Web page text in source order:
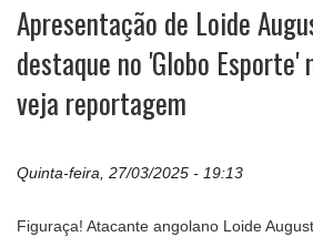
Apresentação de Loide
destaque no 'Globo
veja reportagem
Quinta-feira, 27/03/2025 - 19:13
Figuraça! Atacante angolano Loide